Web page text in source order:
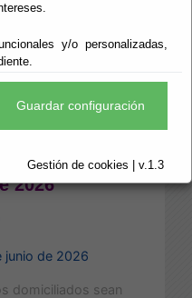
y/o personalizadas,
Guardar configuración
Gestión de cookies | v.1.3
04
correspondiente
sobre Vehículos de
Basura, Vados,
hasta el 31 de
2026
junio de 2026
domiciliados sean